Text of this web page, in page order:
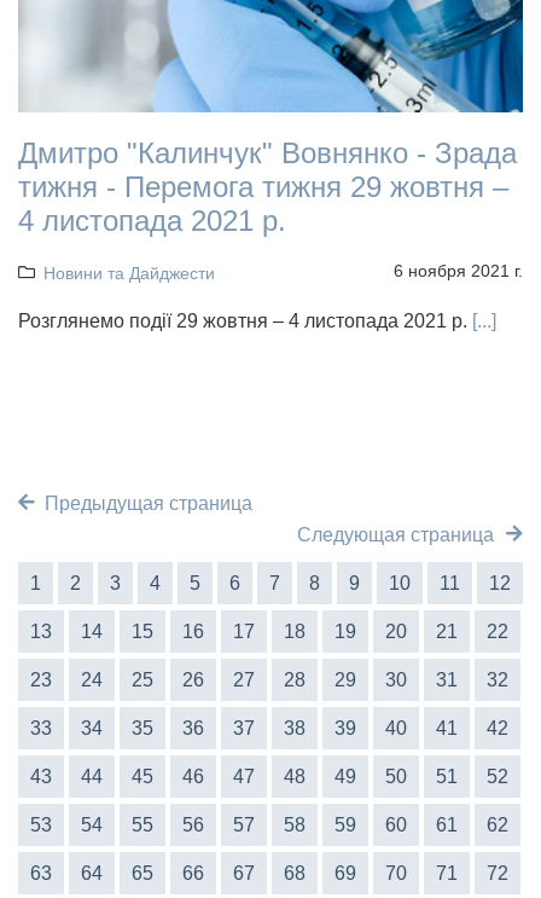
Дмитро "Калинчук" Вовнянко - Зрада
тижня - Перемога тижня 29 жовтня –
4 листопада 2021 р.
Новини та Дайджести 6 ноября 2021 г.
Розглянемо події 29 жовтня – 4 листопада 2021 р. [...]
Предыдущая страница
Следующая страница
1 2 3 4 5 6 7 8 9 10 11 12
13 14 15 16 17 18 19 20 21 22
23 24 25 26 27 28 29 30 31 32
33 34 35 36 37 38 39 40 41 42
43 44 45 46 47 48 49 50 51 52
53 54 55 56 57 58 59 60 61 62
63 64 65 66 67 68 69 70 71 72